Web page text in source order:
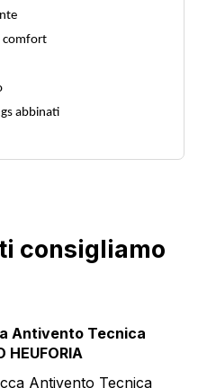
comfort
abbinati
consigliamo
Antivento Tecnica
HEUFORIA
Antivento Tecnica